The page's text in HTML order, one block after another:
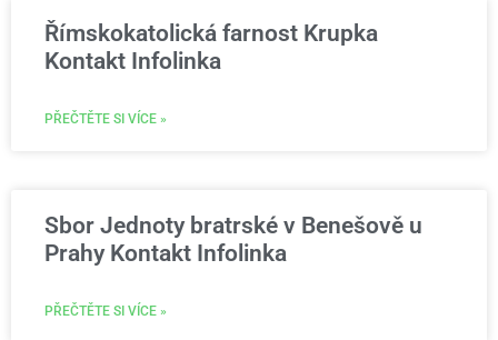
Římskokatolická farnost Krupka
Kontakt Infolinka
PŘEČTĚTE SI VÍCE »
Sbor Jednoty bratrské v Benešově u
Prahy Kontakt Infolinka
PŘEČTĚTE SI VÍCE »